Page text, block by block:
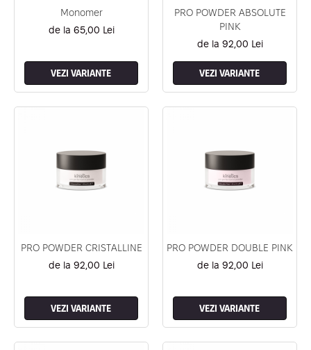
Gel In Bottle
Jelly Gel Medium
Jelly Gel Strong
Gel acrilic
Styling
iSmooth Îndreptare Permanentă
Monomer
de la 65,00 Lei
VEZI VARIANTE
PRO POWDER ABSOLUTE
PINK
de la 92,00 Lei
VEZI VARIANTE
PRO POWDER CRISTALLINE
de la 92,00 Lei
VEZI VARIANTE
PRO POWDER DOUBLE PINK
de la 92,00 Lei
VEZI VARIANTE